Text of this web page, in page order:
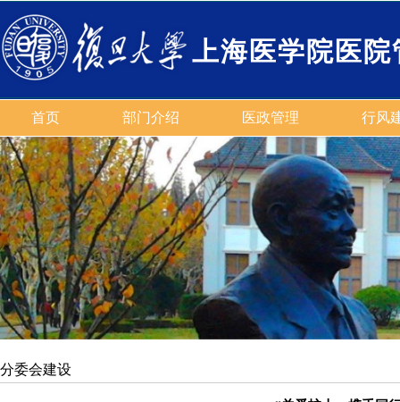
上海医学院医院
首页 部门介绍 医政管理 行风
分委会建设